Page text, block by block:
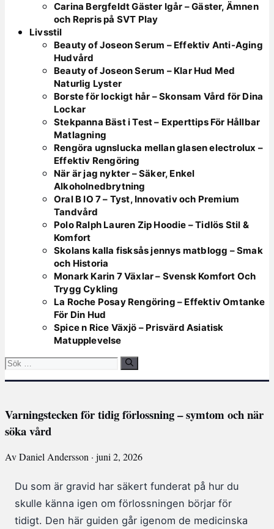
Carina Bergfeldt Gäster Igår – Gäster, Ämnen
och Repris på SVT Play
Livsstil
Beauty of Joseon Serum – Effektiv Anti-Aging
Hudvård
Beauty of Joseon Serum – Klar Hud Med
Naturlig Lyster
Borste för lockigt hår – Skonsam Vård för Dina
Lockar
Stekpanna Bäst i Test – Experttips För Hållbar
Matlagning
Rengöra ugnslucka mellan glasen electrolux –
Effektiv Rengöring
När är jag nykter – Säker, Enkel
Alkoholnedbrytning
Oral B IO 7 – Tyst, Innovativ och Premium
Tandvård
Polo Ralph Lauren Zip Hoodie – Tidlös Stil &
Komfort
Skolans kalla fisksås jennys matblogg – Smak
och Historia
Monark Karin 7 Växlar – Svensk Komfort Och
Trygg Cykling
La Roche Posay Rengöring – Effektiv Omtanke
För Din Hud
Spice n Rice Växjö – Prisvärd Asiatisk
Matupplevelse
Sök
Varningstecken för tidig förlossning – symtom och när
söka vård
Av Daniel Andersson · juni 2, 2026
Du som är gravid har säkert funderat på hur du
skulle känna igen om förlossningen börjar för
tidigt. Den här guiden går igenom de medicinska